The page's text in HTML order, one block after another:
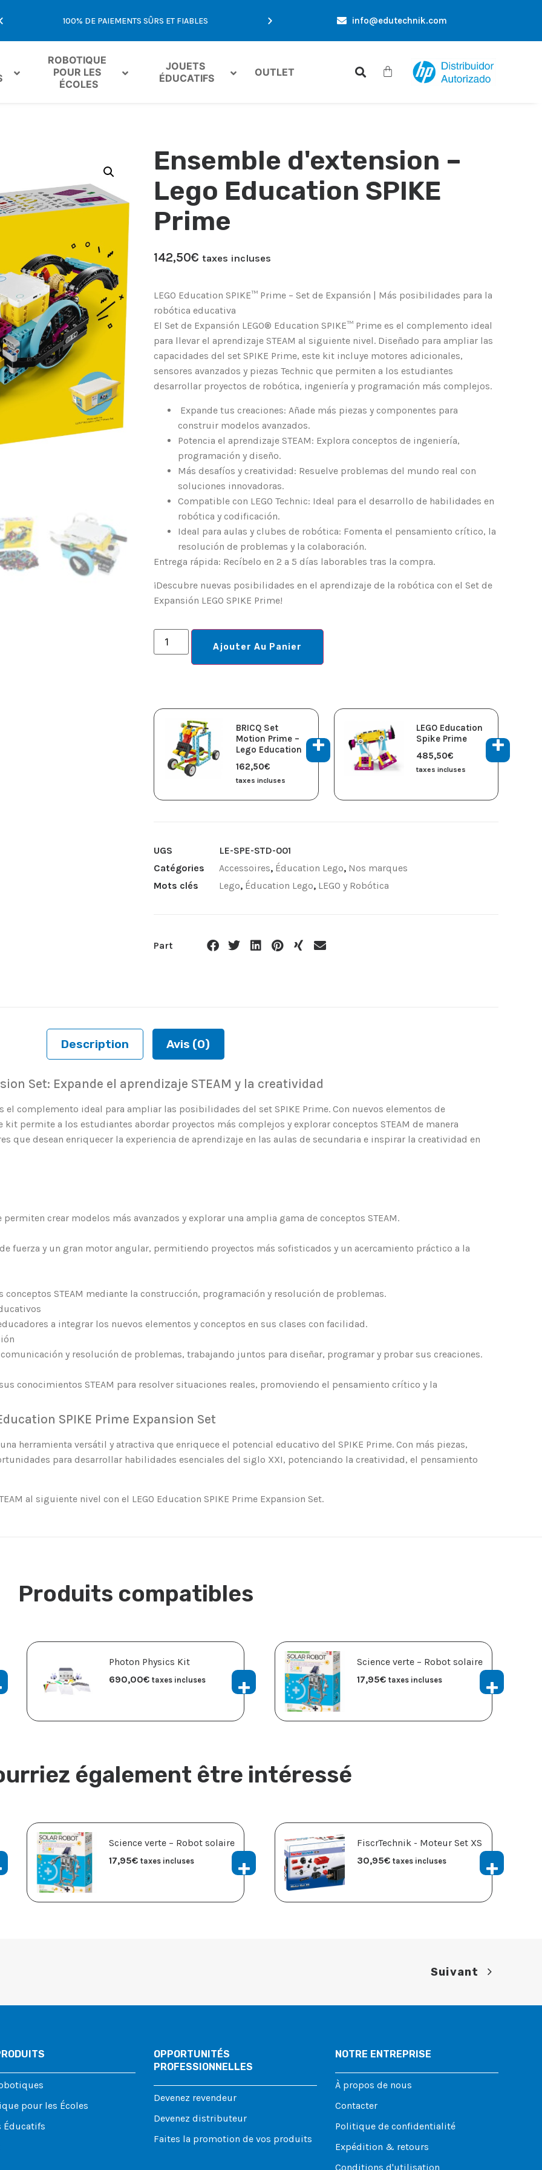
100% DE PAIEMENTS SÛRS ET FIABLES OFFRES EXCLUSIVES UNIQUEMENT POUR VOUS
info@edutechnik.com
ROBOTIQUE
POUR LES
ÉCOLES
JOUETS
ÉDUCATIFS
OUTLET
Ensemble d'extension –
Lego Education SPIKE
Prime
142,50€ taxes incluses
LEGO Education SPIKE™ Prime – Set de Expansión | Más posibilidades para la
robótica educativa
El Set de Expansión LEGO® Education SPIKE™ Prime es el complemento ideal
para llevar el aprendizaje STEAM al siguiente nivel. Diseñado para ampliar las
capacidades del set SPIKE Prime, este kit incluye motores adicionales,
sensores avanzados y piezas Technic que permiten a los estudiantes
desarrollar proyectos de robótica, ingeniería y programación más complejos.
Expande tus creaciones: Añade más piezas y componentes para
construir modelos avanzados.
Potencia el aprendizaje STEAM: Explora conceptos de ingeniería,
programación y diseño.
Más desafíos y creatividad: Resuelve problemas del mundo real con
soluciones innovadoras.
Compatible con LEGO Technic: Ideal para el desarrollo de habilidades en
robótica y codificación.
Ideal para aulas y clubes de robótica: Fomenta el pensamiento crítico, la
resolución de problemas y la colaboración.
Entrega rápida: Recíbelo en 2 a 5 días laborables tras la compra.
¡Descubre nuevas posibilidades en el aprendizaje de la robótica con el Set de
Expansión LEGO SPIKE Prime!
Ajouter Au Panier
BRICQ Set
Motion Prime –
Lego Education
162,50€
taxes incluses
LEGO Education
Spike Prime
485,50€
taxes incluses
UGS
LE-SPE-STD-001
Catégories
Accessoires, Éducation Lego, Nos marques
Mots clés
Lego, Éducation Lego, LEGO y Robótica
Part
Description Avis (0)
Set: Expande el aprendizaje STEAM y la creatividad
el complemento ideal para ampliar las posibilidades del set SPIKE Prime. Con nuevos elementos de
kit permite a los estudiantes abordar proyectos más complejos y explorar conceptos STEAM de manera
que desean enriquecer la experiencia de aprendizaje en las aulas de secundaria e inspirar la creatividad en
permiten crear modelos más avanzados y explorar una amplia gama de conceptos STEAM.
fuerza y un gran motor angular, permitiendo proyectos más sofisticados y un acercamiento práctico a la
conceptos STEAM mediante la construcción, programación y resolución de problemas.
a integrar los nuevos elementos y conceptos en sus clases con facilidad.
y resolución de problemas, trabajando juntos para diseñar, programar y probar sus creaciones.
conocimientos STEAM para resolver situaciones reales, promoviendo el pensamiento crítico y la
SPIKE Prime Expansion Set
una herramienta versátil y atractiva que enriquece el potencial educativo del SPIKE Prime. Con más piezas,
para desarrollar habilidades esenciales del siglo XXI, potenciando la creatividad, el pensamiento
al siguiente nivel con el LEGO Education SPIKE Prime Expansion Set.
Produits compatibles
Photon Physics Kit
690,00€ taxes incluses
Science verte – Robot solaire
17,95€ taxes incluses
également être intéressé
Science verte – Robot solaire
17,95€ taxes incluses
FiscrTechnik - Moteur Set XS
30,95€ taxes incluses
Suivant
pour les Écoles
Éducatifs
OPPORTUNITÉS
PROFESSIONNELLES
Devenez revendeur
Devenez distributeur
Faites la promotion de vos produits
NOTRE ENTREPRISE
À propos de nous
Contacter
Politique de confidentialité
Expédition & retours
Conditions d'utilisation